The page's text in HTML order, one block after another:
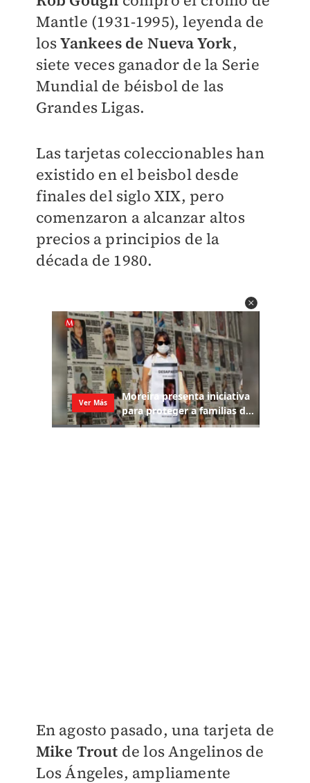
Mantle (1931-1995), leyenda de
losYankees de Nueva York,
siete veces ganador de la Serie
Mundial de béisbol de las
Grandes Ligas.
Las tarjetas coleccionables han
existido en el beisbol desde
finales del siglo XIX, pero
comenzaron a alcanzar altos
precios a principios de la
década de 1980.
En agosto pasado, una tarjeta de
Mike Trout de los Angelinos de
Los Ángeles, ampliamente